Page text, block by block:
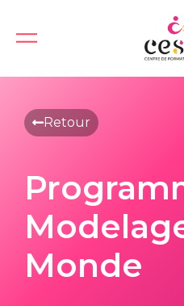
content
Retour
Monde